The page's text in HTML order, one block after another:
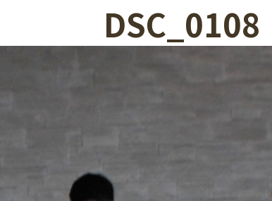
DSC_0108